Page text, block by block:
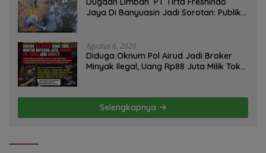
Jaya Di Banyuasin Jadi Sorotan: Publik
Agustus 6, 2026
Diduga Oknum Pol Airud Jadi Broker
Minyak Ilegal, Uang Rp88 Juta Milik Toke
Selengkapnya